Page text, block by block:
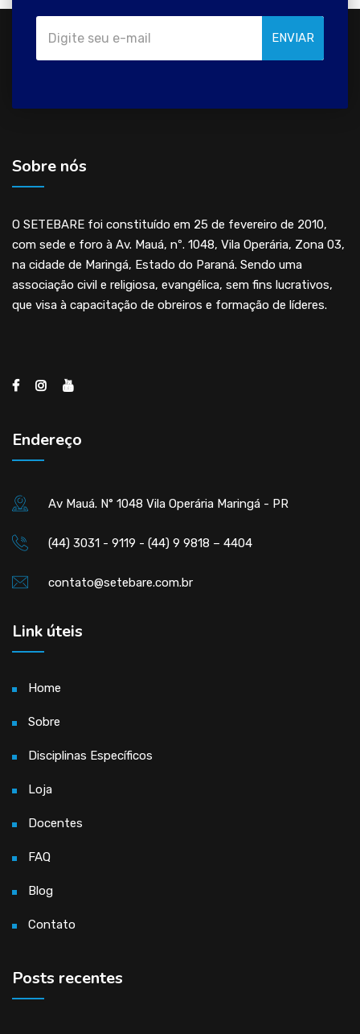
ENVIAR
Sobre nós
O SETEBARE foi constituído em 25 de fevereiro de 2010,
com sede e foro à Av. Mauá, nº. 1048, Vila Operária, Zona 03,
na cidade de Maringá, Estado do Paraná. Sendo uma
associação civil e religiosa, evangélica, sem fins lucrativos,
que visa à capacitação de obreiros e formação de líderes.
Endereço
Av Mauá. N° 1048 Vila Operária Maringá - PR
(44) 3031 - 9119 - (44) 9 9818 – 4404
contato@setebare.com.br
Link úteis
Home
Sobre
Disciplinas Específicos
Loja
Docentes
FAQ
Blog
Contato
Posts recentes